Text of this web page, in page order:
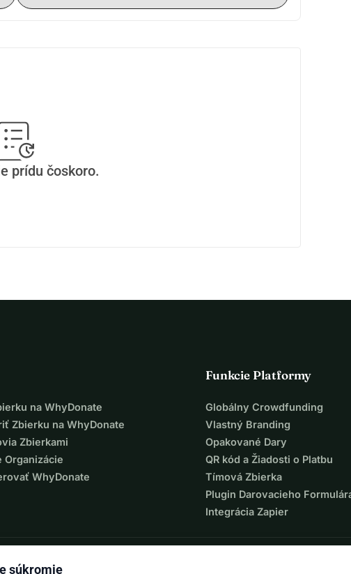
prídu čoskoro.
na WhyDonate
Zbierku na WhyDonate
Zbierkami
Organizácie
WhyDonate
Funkcie Platformy
Globálny Crowdfunding
Vlastný Branding
Opakované Dary
QR kód a Žiadosti o Platbu
Tímová Zbierka
Plugin Darovacieho
Integrácia Zapier
súkromie